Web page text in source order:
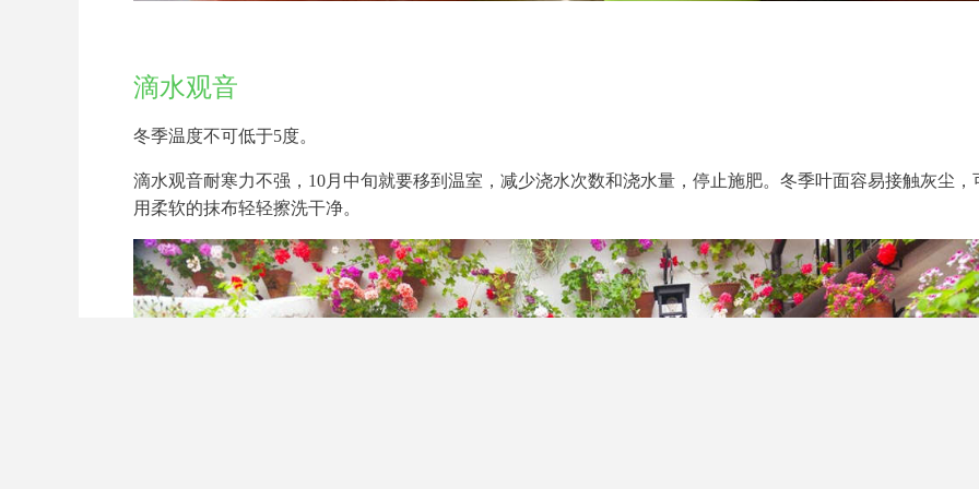
滴水观音
冬季温度不可低于5度。
滴水观音耐寒力不强，10月中旬就要移到温室，减少浇水次数和浇水量，停止施肥。冬季叶面容易接触灰尘，
用柔软的抹布轻轻擦洗干净。